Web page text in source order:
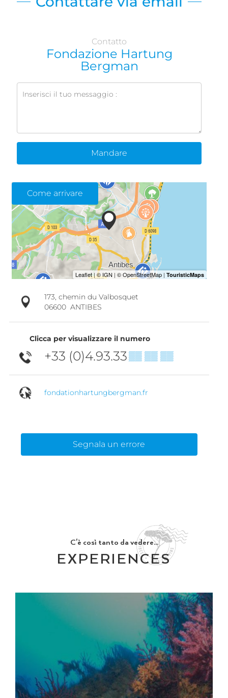
Contatto
Fondazione Hartung
Bergman
Mandare
Come arrivare
173, chemin du Valbosquet
06600 ANTIBES
Clicca per visualizzare il numero
+33 (0)4.93.33▒▒ ▒▒ ▒▒
fondationhartungbergman.fr
Segnala un errore
C'è così tanto da vedere...
EXPERIENCES